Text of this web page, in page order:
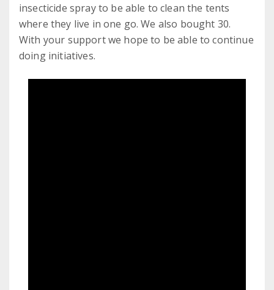
insecticide spray to be able to clean the tents
where they live in one go. We also bought 30.
With your support we hope to be able to continue
doing initiatives.